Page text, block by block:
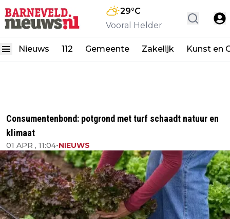
29°C
Vooral Helder
Nieuws 112 Gemeente Zakelijk Kunst en
Consumentenbond: potgrond met turf schaadt natuur en
klimaat
01 APR , 11:04•NIEUWS